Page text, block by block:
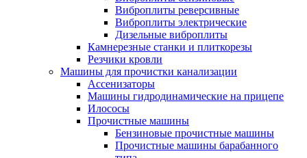
Виброплиты реверсивные
Виброплиты электрические
Дизельные виброплиты
Камнерезные станки и плиткорезы
Резчики кровли
Машины для прочистки канализации
Ассенизаторы
Машины гидродинамические на прицепе
Илососы
Прочистные машины
Бензиновые прочистные машины
Прочистные машины барабанного